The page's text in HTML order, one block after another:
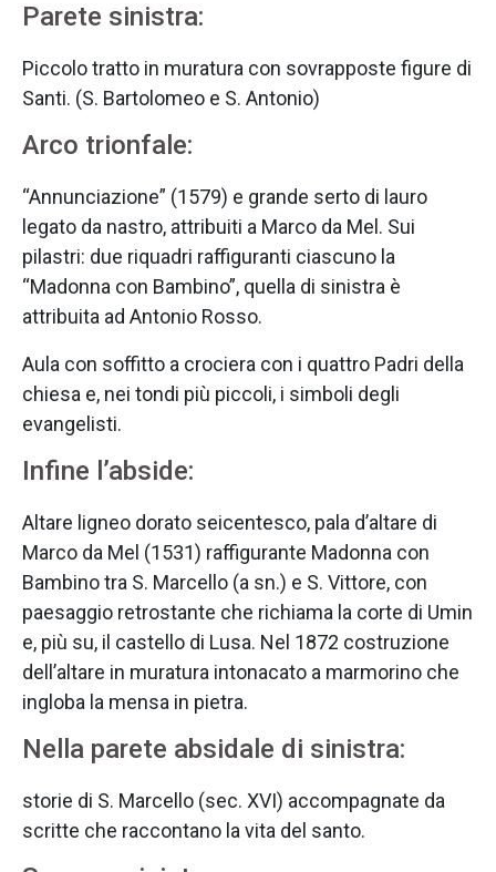
Parete sinistra:
Piccolo tratto in muratura con sovrapposte figure di
Santi. (S. Bartolomeo e S. Antonio)
Arco trionfale:
“Annunciazione” (1579) e grande serto di lauro
legato da nastro, attribuiti a Marco da Mel. Sui
pilastri: due riquadri raffiguranti ciascuno la
“Madonna con Bambino”, quella di sinistra è
attribuita ad Antonio Rosso.
Aula con soffitto a crociera con i quattro Padri della
chiesa e, nei tondi più piccoli, i simboli degli
evangelisti.
Infine l’abside:
Altare ligneo dorato seicentesco, pala d’altare di
Marco da Mel (1531) raffigurante Madonna con
Bambino tra S. Marcello (a sn.) e S. Vittore, con
paesaggio retrostante che richiama la corte di Umin
e, più su, il castello di Lusa. Nel 1872 costruzione
dell’altare in muratura intonacato a marmorino che
ingloba la mensa in pietra.
Nella parete absidale di sinistra:
storie di S. Marcello (sec. XVI) accompagnate da
scritte che raccontano la vita del santo.